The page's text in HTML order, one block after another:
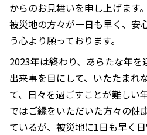
からのお見舞いを申し上げます。
被災地の方々が一日も早く、安
う心より願っております。
2023年は終わり、あらたな年
出来事を目にして、いたたまれ
て、日々を過ごすことが難しい
ではご縁をいただいた方々の健
ているが、被災地に1日も早く